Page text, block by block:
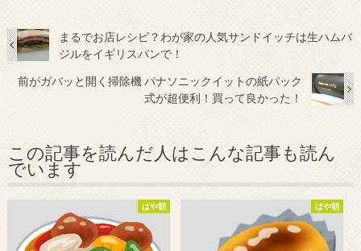
まるでお店レシピ？わが家の人気サンドイッチは生ハムバ
ジルをイギリスパンで！
前がガバッと開く掃除機 パナソニックイットの紙パック
式が超便利！買って良かった！
この記事を読んだ人はこんな記事も読ん
でいます
はや朝 はや朝